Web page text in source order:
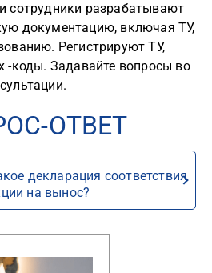
сотрудники разрабатывают
документацию, включая ТУ,
Регистрируют ТУ,
-коды. Задавайте вопросы во
ОТВЕТ
декларация соответствия
на вынос?